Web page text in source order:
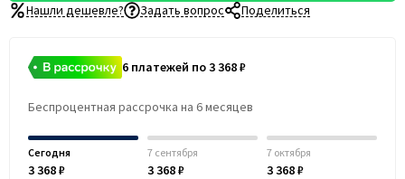
Нашли дешевле?
Задать вопрос Поделиться
6 платежей по 3 368 ₽
Беспроцентная рассрочка на 6 месяцев
Сегодня
3 368 ₽
7 сентября
3 368 ₽
7 октября
3 368 ₽